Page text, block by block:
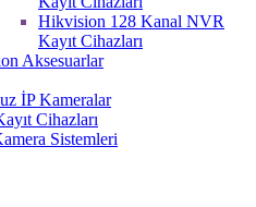
Hikvision 128 Kanal NVR
Kayıt Cihazları
Aksesuarlar
İP Kameralar
Cihazları
Sistemleri